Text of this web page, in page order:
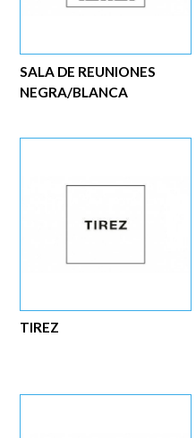
SALA DE REUNIONES
NEGRA/BLANCA
TIREZ